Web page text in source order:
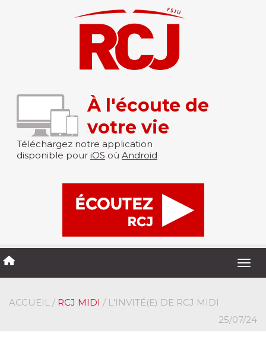
À l'écoute de
votre vie
Téléchargez notre application
disponible pour iOS où Android
ACCUEIL / RCJ MIDI / L'INVITÉ(E) DE RCJ MIDI
25/07/24